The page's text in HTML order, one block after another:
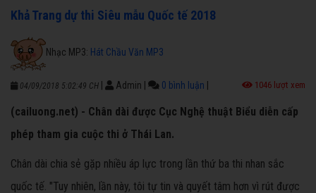
Khả Trang dự thi Siêu mẫu Quốc tế 2018
Nhạc MP3: Hát Chầu Văn MP3
04/09/2018 5:02:49 CH Admin 0 bình luận 1046 lượt xem
(cailuong.net) - Chân dài được Cục Nghệ thuật Biểu diễn cấp
phép tham gia cuộc thi ở Thái Lan.
Chân dài chia sẻ gặp nhiều áp lực trong lần thứ ba thi nhan sắc
quốc tế. "Tuy nhiên, lần này, tôi tự tin và quyết tâm hơn vì rút được